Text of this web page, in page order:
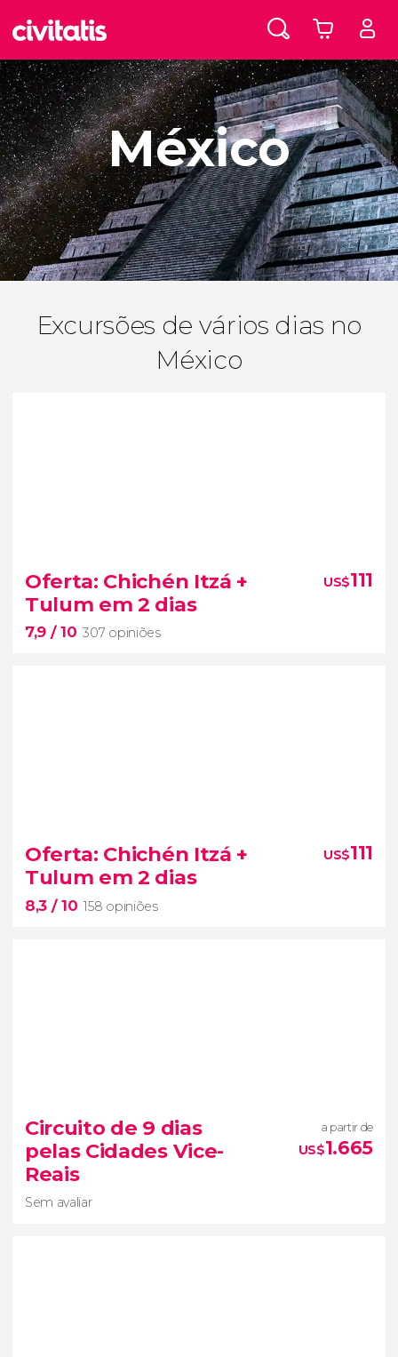
México
Excursões de vários dias no
México
Oferta: Chichén Itzá +
Tulum em 2 dias
7,9 / 10 307 opiniões
US$111
sítios arqueológicos de Chichén Itzá e Tulum
a história dos maias
Oferta: Chichén Itzá +
Tulum em 2 dias
8,3 / 10 158 opiniões
US$111
158 opiniões
Conheceremos os principais
sítios arqueológicos
maias de Yucatán
Chichén Itzá e Tulum
Circuito de 9 dias
pelas Cidades Vice-
Reais
Sem avaliar
a partir de
US$1.665